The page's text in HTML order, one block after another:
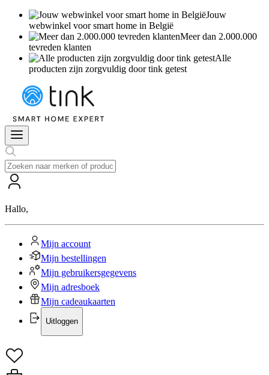
Jouw
webwinkel voor smart home in België
Meer dan 2.000.000
tevreden klanten
Alle
producten zijn zorgvuldig door tink getest
Hallo,
Mijn account
Mijn bestellingen
Mijn gebruikersgegevens
Mijn adresboek
Mijn cadeaukaarten
Uitloggen